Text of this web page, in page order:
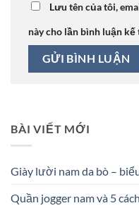
Lưu tên của tôi,
này cho lần bình luận
BÀI VIẾT MỚI
Giày lười nam da bò –
Quần jogger nam và 5